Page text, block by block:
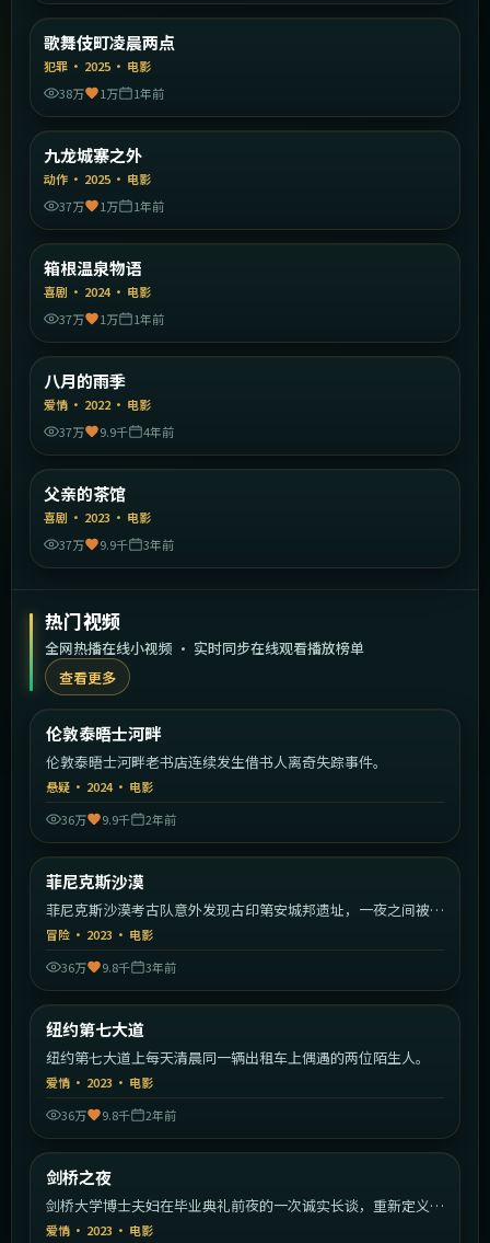
精选
歌舞伎町凌晨两点
犯罪 · 2025 · 电影
38万
1万 1年前
精选
九龙城寨之外
动作 · 2025 · 电影
37万
1万 1年前
精选
箱根温泉物语
喜剧 · 2024· 电影
37万
1万 1年前
精选
八月的雨季
爱情 · 2022 · 电影
37万
9.9千 4年前
精选
父亲的茶馆
喜剧 · 2023 · 电影
37万
9.9千 3年前
热门视频
全网热播在线小视频 · 实时同步在线观看播放榜单
查看更多
热门
伦敦泰晤士河畔
伦敦泰晤士河畔老书店连续发生借书人离奇失踪事件。
悬疑 · 2024· 电影
36万
9.9千 2年前
热门
菲尼克斯沙漠
菲尼克斯沙漠考古队意外发现古印第安城邦遗址，一夜之间被陌
生武装包围。
冒险 · 2023 · 电影
36万
9.8千 3年前
热门
纽约第七大道
纽约第七大道上每天清晨同一辆出租车上偶遇的两位陌生人。
爱情 · 2023 · 电影
36万
9.8千 2年前
热门
剑桥之夜
剑桥大学博士夫妇在毕业典礼前夜的一次诚实长谈，重新定义婚
姻。
爱情 · 2023 · 电影